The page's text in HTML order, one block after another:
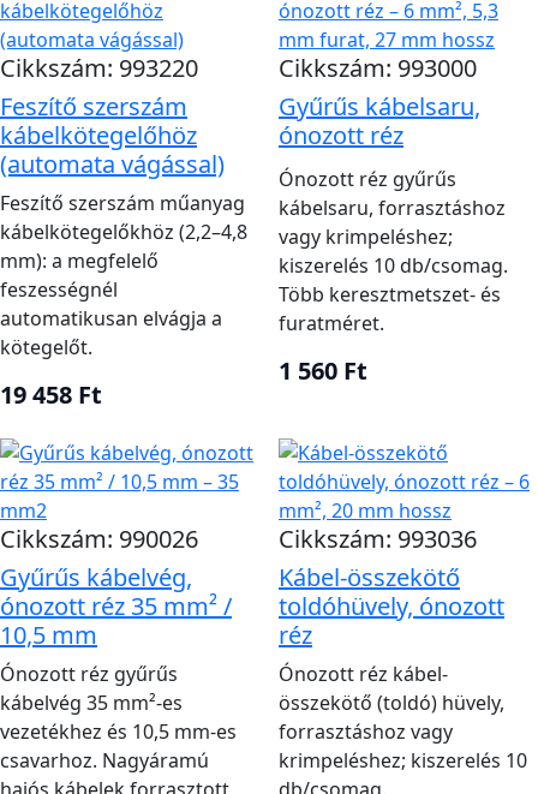
Cikkszám: 993220
Feszítő szerszám
kábelkötegelőhöz
(automata vágással)
Feszítő szerszám műanyag
kábelkötegelőkhöz (2,2–4,8
mm): a megfelelő
feszességnél
automatikusan elvágja a
kötegelőt.
19 458 Ft
Cikkszám: 993000
Gyűrűs kábelsaru,
ónozott réz
Ónozott réz gyűrűs
kábelsaru, forrasztáshoz
vagy krimpeléshez;
kiszerelés 10 db/csomag.
Több keresztmetszet- és
furatméret.
1 560 Ft
Cikkszám: 990026
Gyűrűs kábelvég,
ónozott réz 35 mm² /
10,5 mm
Ónozott réz gyűrűs
kábelvég 35 mm²-es
vezetékhez és 10,5 mm-es
csavarhoz. Nagyáramú
Cikkszám: 993036
Kábel-összekötő
toldóhüvely, ónozott
réz
Ónozott réz kábel-
összekötő (toldó) hüvely,
forrasztáshoz vagy
krimpeléshez; kiszerelés 10